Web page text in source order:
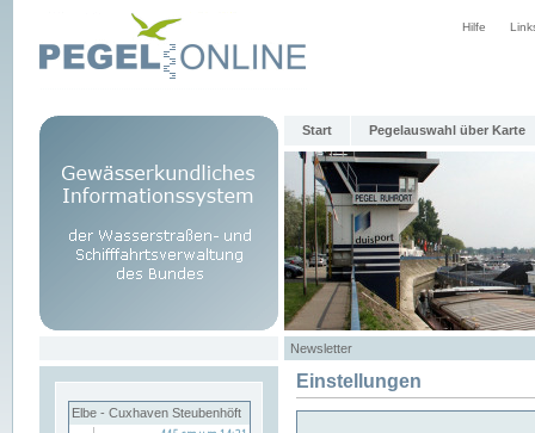
Hilfe
Start Pegelauswahl über Karte
Newsletter
Elbe - Cuxhaven Steubenhöft
Einstellungen